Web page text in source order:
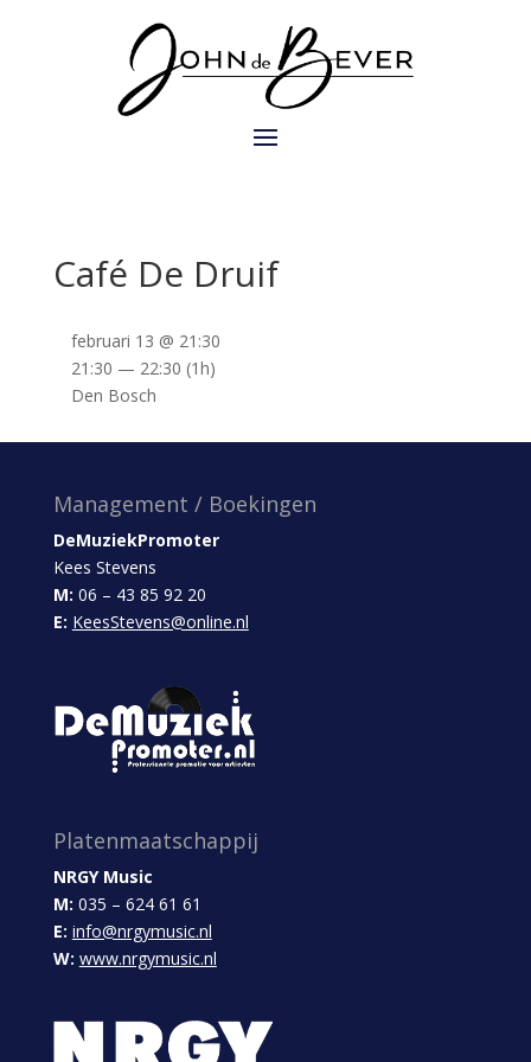
Café De Druif
februari 13 @ 21:30
21:30 — 22:30 (1h)
Den Bosch
Management / Boekingen
DeMuziekPromoter
Kees Stevens
M: 06 – 43 85 92 20
E: KeesStevens@online.nl
Platenmaatschappij
NRGY Music
M: 035 – 624 61 61
E: info@nrgymusic.nl
W: www.nrgymusic.nl